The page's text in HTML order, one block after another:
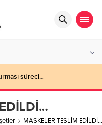
süreci…
MASKELER TESLİM EDİLDİ…